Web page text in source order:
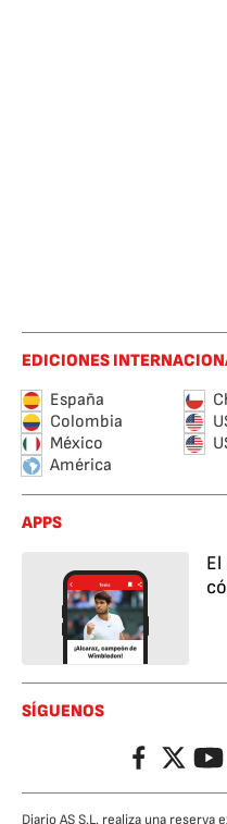
EDICIONES
España
Colombia
México
América
APPS
SÍGUENOS
FacebookTwitter
Diario AS S.L. realiza una